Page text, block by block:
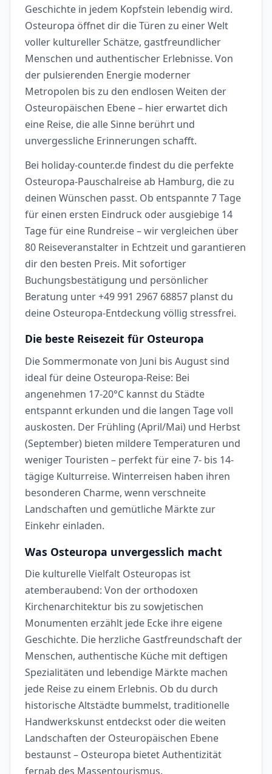
Geschichte in jedem Kopfstein lebendig wird.
Osteuropa öffnet dir die Türen zu einer Welt
voller kultureller Schätze, gastfreundlicher
Menschen und authentischer Erlebnisse. Von
der pulsierenden Energie moderner
Metropolen bis zu den endlosen Weiten der
Osteuropäischen Ebene – hier erwartet dich
eine Reise, die alle Sinne berührt und
unvergessliche Erinnerungen schafft.
Bei holiday-counter.de findest du die perfekte
Osteuropa-Pauschalreise ab Hamburg, die zu
deinen Wünschen passt. Ob entspannte 7 Tage
für einen ersten Eindruck oder ausgiebige 14
Tage für eine Rundreise – wir vergleichen über
80 Reiseveranstalter in Echtzeit und garantieren
dir den besten Preis. Mit sofortiger
Buchungsbestätigung und persönlicher
Beratung unter +49 991 2967 68857 planst du
deine Osteuropa-Entdeckung völlig stressfrei.
Die beste Reisezeit für Osteuropa
Die Sommermonate von Juni bis August sind
ideal für deine Osteuropa-Reise: Bei
angenehmen 17-20°C kannst du Städte
entspannt erkunden und die langen Tage voll
auskosten. Der Frühling (April/Mai) und Herbst
(September) bieten mildere Temperaturen und
weniger Touristen – perfekt für eine 7- bis 14-
tägige Kulturreise. Winterreisen haben ihren
besonderen Charme, wenn verschneite
Landschaften und gemütliche Märkte zur
Einkehr einladen.
Was Osteuropa unvergesslich macht
Die kulturelle Vielfalt Osteuropas ist
atemberaubend: Von der orthodoxen
Kirchenarchitektur bis zu sowjetischen
Monumenten erzählt jede Ecke ihre eigene
Geschichte. Die herzliche Gastfreundschaft der
Menschen, authentische Küche mit deftigen
Spezialitäten und lebendige Märkte machen
jede Reise zu einem Erlebnis. Ob du durch
historische Altstädte bummelst, traditionelle
Handwerkskunst entdeckst oder die weiten
Landschaften der Osteuropäischen Ebene
bestaunst – Osteuropa bietet Authentizität
fernab des Massentourismus.